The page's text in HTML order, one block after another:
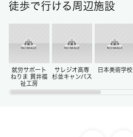
-/-
権利金/雑費
徒歩で行ける周辺施設
就労サポート
ねりま 貫井福
祉工房
サレジオ高専
杉並キャンパス
日本美術学校